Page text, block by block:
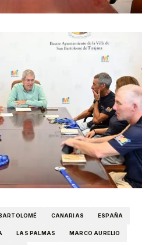
CANARIAS ESPAÑA
LAS PALMAS MARCO AURELIO